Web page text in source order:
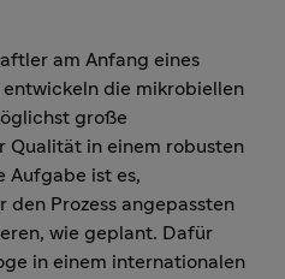
am Anfang eines
entwickeln die mikrobiellen
große
Qualität in einem robusten
Aufgabe ist es,
den Prozess angepassten
wie geplant. Dafür
in einem internationalen